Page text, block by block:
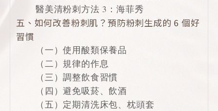
醫美清粉刺方法 3：海菲秀
五、如何改善粉刺肌？預防粉刺生成的 6 個好
習慣
（一）使用酸類保養品
（二）規律的作息
（三）調整飲食習慣
（四）避免吸菸、飲酒
（五）定期清洗床包、枕頭套